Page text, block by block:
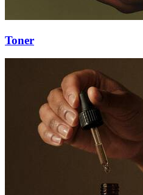
Toner